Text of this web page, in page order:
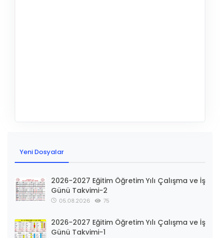
Yeni Dosyalar
2026-2027 Eğitim Öğretim Yılı Çalışma ve İş
Günü Takvimi-2
05.08.2026 75
2026-2027 Eğitim Öğretim Yılı Çalışma ve İş
Günü Takvimi-1